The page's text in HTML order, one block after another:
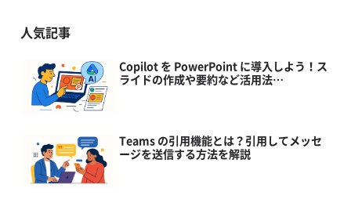
人気記事
Copilot を PowerPoint に導入しよう！ス
ライドの作成や要約など活用法…
Teams の引用機能とは？引用してメッセ
ージを送信する方法を解説